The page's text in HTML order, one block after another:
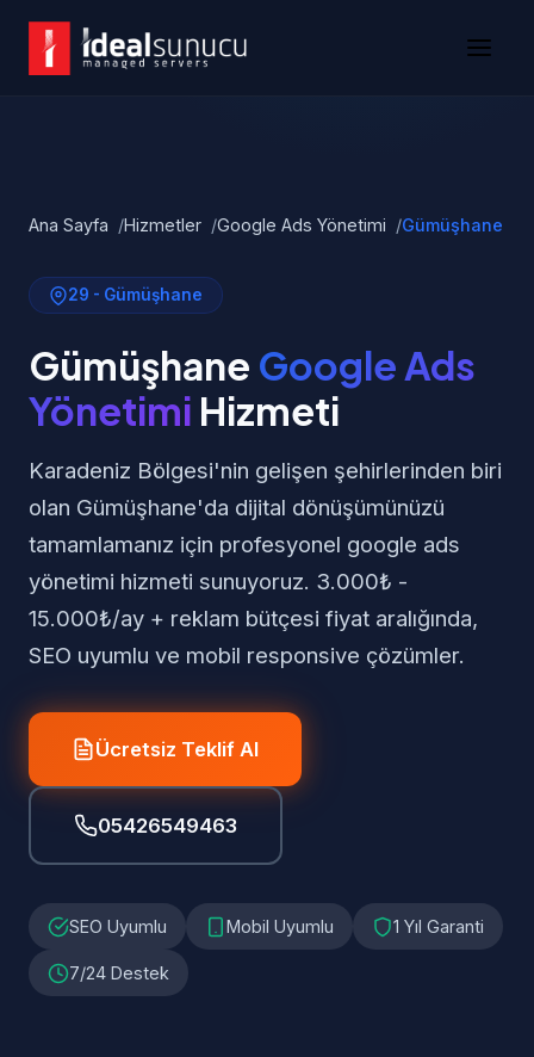
Ana Sayfa Hizmetler Google Ads Yönetimi Gümüşhane
29 - Gümüşhane
Gümüşhane Google Ads
Yönetimi Hizmeti
Karadeniz Bölgesi'nin gelişen şehirlerinden biri
olan Gümüşhane'da dijital dönüşümünüzü
tamamlamanız için profesyonel google ads
yönetimi hizmeti sunuyoruz. 3.000₺ -
15.000₺/ay + reklam bütçesi fiyat aralığında,
SEO uyumlu ve mobil responsive çözümler.
Ücretsiz Teklif Al
05426549463
SEO Uyumlu Mobil Uyumlu 1 Yıl Garanti
7/24 Destek